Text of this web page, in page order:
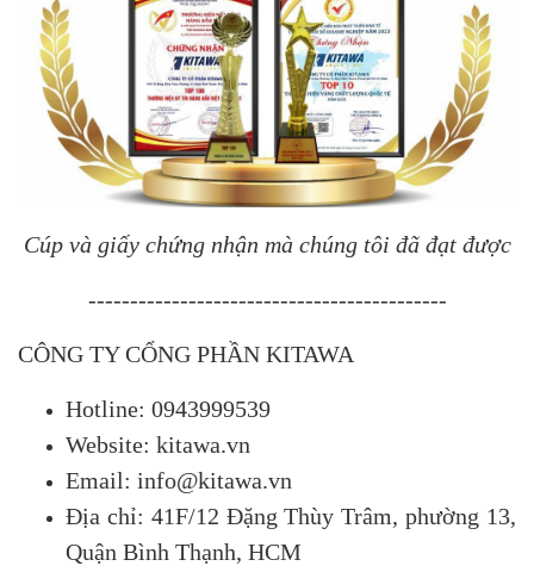
Cúp và giấy chứng nhận mà chúng tôi đã đạt được
-------------------------------------------
CÔNG TY CỔNG PHẦN KITAWA
Hotline: 0943999539
Website: kitawa.vn
Email: info@kitawa.vn
Địa chỉ: 41F/12 Đặng Thùy Trâm, phường 13,
Quận Bình Thạnh, HCM